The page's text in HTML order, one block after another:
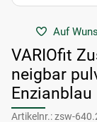
Auf
VARIOfit
neigbar
Enzianblau
Artikelnr.:zsw-